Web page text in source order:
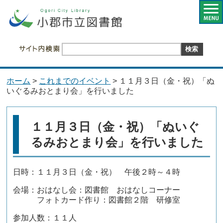
ホーム > これまでのイベント > １１月３日（金・祝）「ぬ
いぐるみおとまり会」を行いました
１１月３日（金・祝）「ぬいぐ
るみおとまり会」を行いました
日時：１１月３日（金・祝） 午後２時～４時
会場：おはなし会：図書館 おはなしコーナー
フォトカード作り：図書館２階 研修室
参加人数：１１人